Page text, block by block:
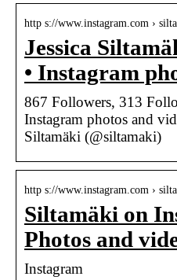
http s://www.instagram.com ›
Jessica
• Instagram
867 Followers, 313
Instagram photos and
Siltamäki (@siltamaki)
http s://www.instagram.com ›
Siltamäki on
Photos and
Instagram